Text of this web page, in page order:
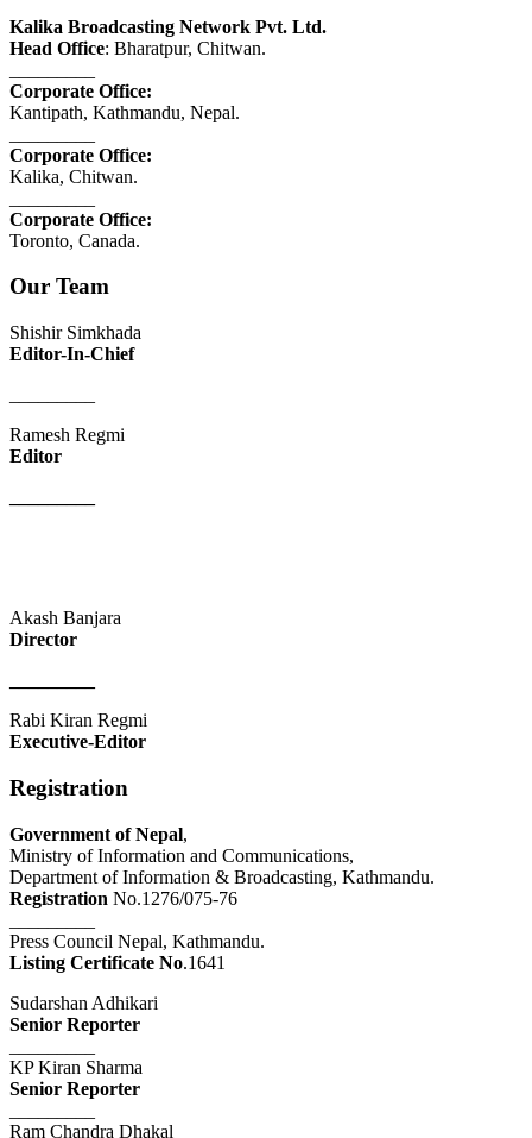
Kalika Broadcasting Network Pvt. Ltd.
Head Office: Bharatpur, Chitwan.
Corporate Office:
Kantipath, Kathmandu, Nepal.
Corporate Office:
Kalika, Chitwan.
Corporate Office:
Toronto, Canada.
Our Team
Shishir Simkhada
Editor-In-Chief
Ramesh Regmi
Editor
Akash Banjara
Director
Rabi Kiran Regmi
Executive-Editor
Registration
Government of Nepal,
Ministry of Information and Communications,
Department of Information & Broadcasting, Kathmandu.
Registration No.1276/075-76
Press Council Nepal, Kathmandu.
Listing Certificate No.1641
Sudarshan Adhikari
Senior Reporter
KP Kiran Sharma
Senior Reporter
Ram Chandra Dhakal